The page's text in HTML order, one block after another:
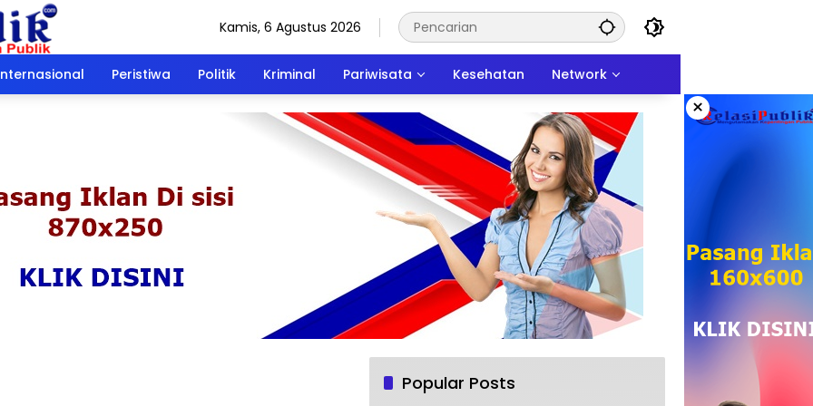
Kamis, 6 Agustus 2026
Peristiwa Politik Kriminal Pariwisata Kesehatan Network
×
Popular Posts